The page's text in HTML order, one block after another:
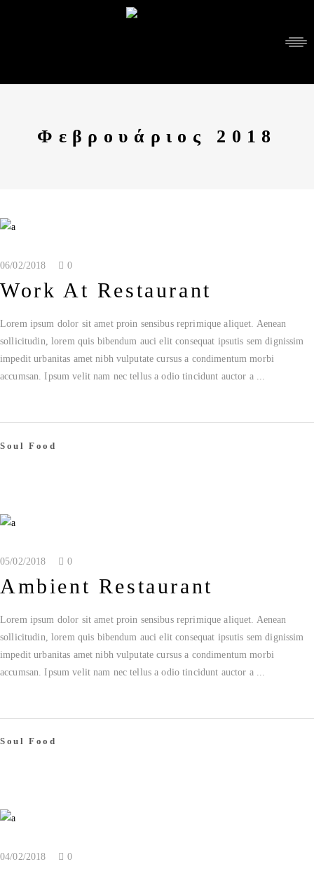
Φεβρουάριος 2018
06/02/2018 0
Work At Restaurant
Lorem ipsum dolor sit amet proin sensibus reprimique aliquet. Aenean
sollicitudin, lorem quis bibendum auci elit consequat ipsutis sem dignissim
impedit urbanitas amet nibh vulputate cursus a condimentum morbi
accumsan. Ipsum velit nam nec tellus a odio tincidunt auctor a
Soul Food
05/02/2018 0
Ambient Restaurant
Lorem ipsum dolor sit amet proin sensibus reprimique aliquet. Aenean
sollicitudin, lorem quis bibendum auci elit consequat ipsutis sem dignissim
impedit urbanitas amet nibh vulputate cursus a condimentum morbi
accumsan. Ipsum velit nam nec tellus a odio tincidunt auctor a
Soul Food
04/02/2018 0